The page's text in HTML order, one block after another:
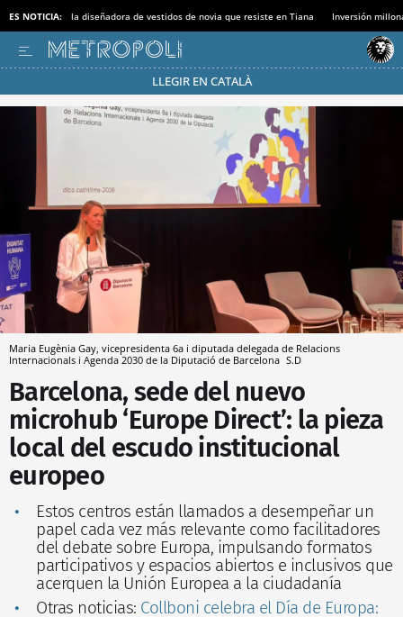
ES NOTICIA: la diseñadora de vestidos de novia que resiste en Tiana Inversión
LLEGIR EN CATALÀ
Pásate al MODO AHORRO
Maria Eugènia Gay, vicepresidenta 6a i diputada delegada de Relacions
Internacionals i Agenda 2030 de la Diputació de Barcelona S.D
Barcelona, sede del nuevo
microhub ‘Europe Direct’: la pieza
local del escudo institucional
europeo
Estos centros están llamados a desempeñar un
papel cada vez más relevante como facilitadores
del debate sobre Europa, impulsando formatos
participativos y espacios abiertos e inclusivos que
acerquen la Unión Europea a la ciudadanía
Otras noticias: Collboni celebra el Día de Europa: